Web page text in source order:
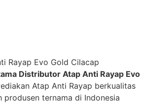
Distributor Atap Anti Rayap Evo
Atap Anti Rayap berkualitas
ternama di Indonesia